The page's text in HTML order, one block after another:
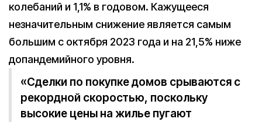
колебаний и 1,1% в годовом. Кажущееся
незначительным снижение является самым
большим с октября 2023 года и на 21,5% ниже
допандемийного уровня.
«Сделки по покупке домов срываются с
рекордной скоростью, поскольку
высокие цены на жилье пугают